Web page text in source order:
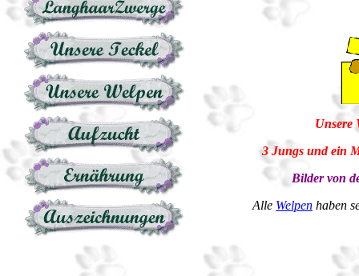
Unsere
3 Jungs und ein
Bilder von
Alle Welpen haben